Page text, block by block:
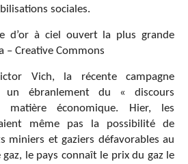
sociales.
d’or à ciel ouvert la plus grande
– Creative Commons
Vich, la récente campagne
un ébranlement du « discours
matière économique. Hier, les
même pas la possibilité de
miniers et gaziers défavorables au
le pays connaît le prix du gaz le